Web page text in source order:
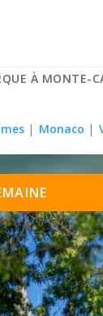
À MONTE-
| Monaco |